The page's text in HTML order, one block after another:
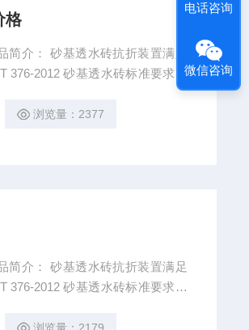
格
介： 砂基透水砖抗折装置满足
376-2012 砂基透水砖标准要求。
浏览量：2377
简介： 砂基透水砖抗折装置满足
376-2012 砂基透水砖标准要求。
电话咨询
微信咨询